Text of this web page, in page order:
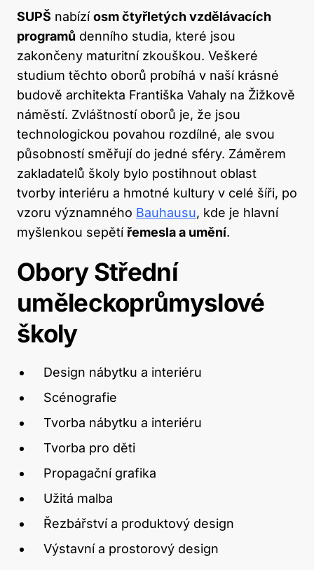
SUPŠ nabízíosm čtyřletých vzdělávacích
programů denního studia, které jsou
zakončeny maturitní zkouškou. Veškeré
studium těchto oborů probíhá v naší krásné
budově architekta Františka Vahaly na Žižkově
náměstí. Zvláštností oborů je, že jsou
technologickou povahou rozdílné, ale svou
působností směřují do jedné sféry. Záměrem
zakladatelů školy bylo postihnout oblast
tvorby interiéru a hmotné kultury v celé šíři, po
vzoru významného Bauhausu, kde je hlavní
myšlenkou sepětířemesla a umění.
Obory Střední
uměleckoprůmyslové
školy
Design nábytku a interiéru
Scénografie
Tvorba nábytku a interiéru
Tvorba pro děti
Propagační grafika
Užitá malba
Řezbářství a produktový design
Výstavní a prostorový design